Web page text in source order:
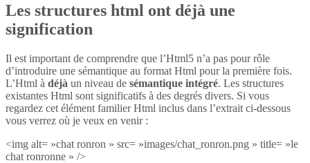
Les structures html ont déjà une
signification
Il est important de comprendre que l’Html5 n’a pas pour rôle
d’introduire une sémantique au format Html pour la première fois.
L’Html à déjà un niveau de sémantique intégré. Les structures
existantes Html sont significatifs à des degrés divers. Si vous
regardez cet élément familier Html inclus dans l’extrait ci-dessous
vous verrez où je veux en venir :
<img alt= »chat ronron » src= »images/chat_ronron.png » title= »le
chat ronronne » />